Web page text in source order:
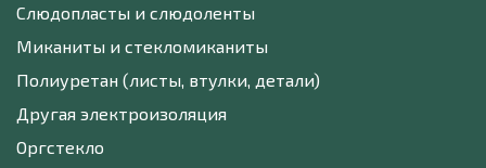
Слюдопласты и слюдоленты
Миканиты и стекломиканиты
Полиуретан (листы, втулки, детали)
Другая электроизоляция
Оргстекло